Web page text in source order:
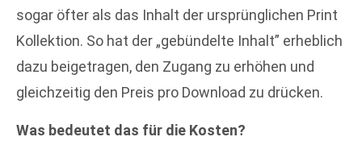
sogar öfter als das Inhalt der ursprünglichen Print
Kollektion. So hat der „gebündelte Inhalt” erheblich
dazu beigetragen, den Zugang zu erhöhen und
gleichzeitig den Preis pro Download zu drücken.
Was bedeutet das für die Kosten?